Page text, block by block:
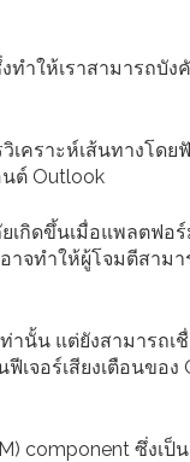
ทำให้เราสามารถบั
คราะห์เส้นทางโดย
นต์ Outlook
เกิดขึ้นเมื่อแพลตฟอ
าจทำให้ผู้โจมตีสาม
านั้น แต่ยังสามารถเ
เจอร์เสียงเตือนของ
component ซึ่งเป็